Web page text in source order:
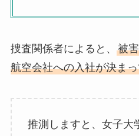
捜査関係者によると、 被
航空会社への入社が決ま
推測しますと、女子大